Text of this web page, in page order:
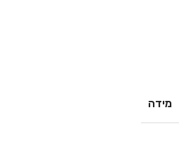
מידה